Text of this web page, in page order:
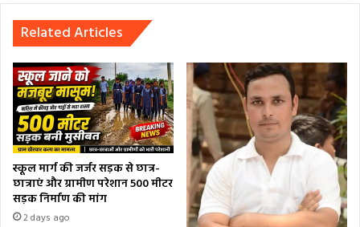
Related Articles
स्कूल मार्ग की जर्जर सड़क से छात्र-
छात्राएं और ग्रामीण परेशान 500 मीटर
सड़क निर्माण की मांग
2 days ago